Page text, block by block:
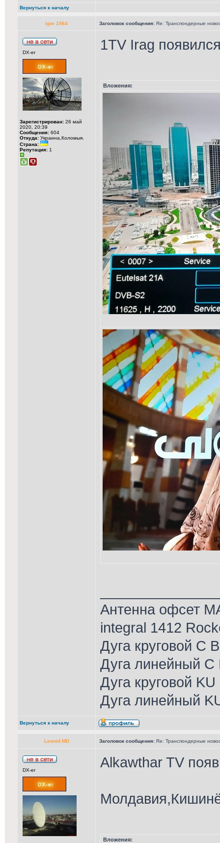
Вернуться к началу
igor 1964 Заголовок сообщения: Re: Транспондерные
DX-er
Зарегистрирован: 26 май
2020, 20:39
Сообщения: 604
Откуда: Украина,Коломыя.
Страна:
Репутация: 1
1TV Irag
Вложения:
Антенна офсет
integral 1412
Дуга круговой С
Дуга линейный С
Дуга круговой
Дуга линейный
Вернуться к началу
Leonid MD Заголовок сообщения: Re: Транспондерные
DX-er Alkawthar TV
Вложения: